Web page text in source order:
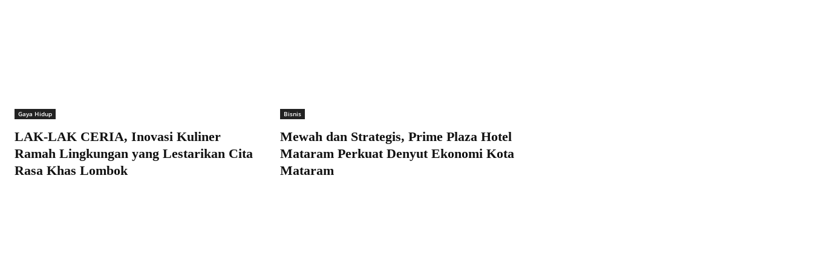
Gaya Hidup
LAK-LAK CERIA, Inovasi Kuliner
Ramah Lingkungan yang Lestarikan Cita
Rasa Khas Lombok
Bisnis
Mewah dan Strategis, Prime Plaza Hotel
Mataram Perkuat Denyut Ekonomi Kota
Mataram